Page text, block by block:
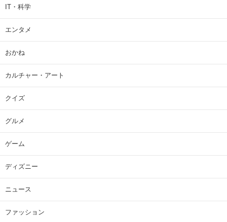
IT・科学
エンタメ
おかね
カルチャー・アート
クイズ
グルメ
ゲーム
ディズニー
ニュース
ファッション